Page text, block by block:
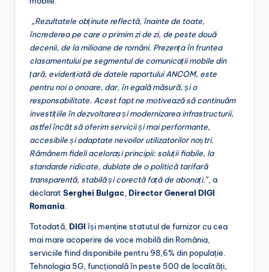
„Rezultatele obținute reflectă, înainte de toate,
încrederea pe care o primim zi de zi, de peste două
decenii, de la milioane de români. Prezența în fruntea
clasamentului pe segmentul de comunicații mobile din
țară, evidențiată de datele raportului ANCOM, este
pentru noi o onoare, dar, în egală măsură, și o
responsabilitate. Acest fapt ne motivează să continuăm
investițiile în dezvoltarea și modernizarea infrastructurii,
astfel încât să oferim servicii și mai performante,
accesibile și adaptate nevoilor utilizatorilor noștri.
Rămânem fideli acelorași principii:soluții fiabile, la
standarde ridicate, dublate de o politică tarifară
transparentă, stabilă și corectă față de abonați.”, a
declarat Serghei Bulgac Director General DIGI
Romania
Totodată, DIGI își menține statutul de furnizor cu cea
mai mare acoperire de voce mobilă din România,
serviciile fiind disponibile pentru 98,6% din populație.
Tehnologia 5G, funcțională în peste 500 de localități,